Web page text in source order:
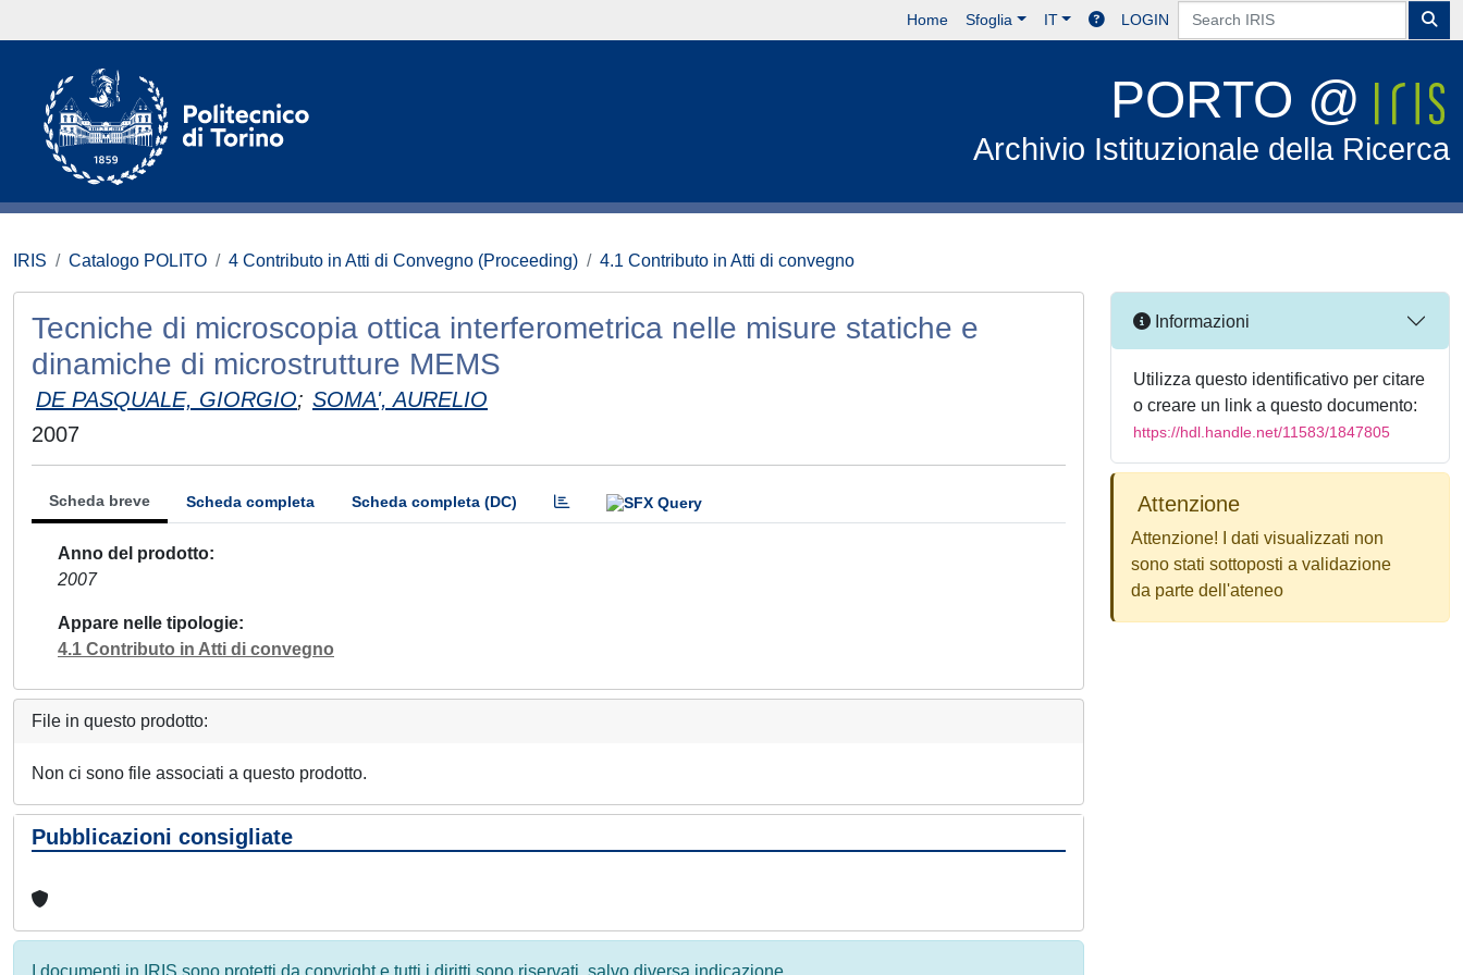
Home Sfoglia IT LOGIN
PORTO @
Archivio Istituzionale della Ricerca
IRIS Catalogo POLITO 4 Contributo in Atti di Convegno (Proceeding) 4.1 Contributo in Atti di convegno
Tecniche di microscopia ottica interferometrica nelle misure statiche e
dinamiche di microstrutture MEMS
DE PASQUALE, GIORGIO; SOMA', AURELIO
2007
Scheda breve Scheda completa Scheda completa (DC)
Anno del prodotto
2007
Appare nelle tipologie
4.1 Contributo in Atti di convegno
File in questo prodotto:
Non ci sono file associati a questo prodotto.
Pubblicazioni consigliate
I documenti in IRIS sono protetti da copyright e tutti i diritti sono riservati, salvo diversa indicazione.
Informazioni
Utilizza questo identificativo per citare
o creare un link a questo documento:
https://hdl.handle.net/11583/1847805
Attenzione
Attenzione! I dati visualizzati non
sono stati sottoposti a validazione
da parte dell'ateneo